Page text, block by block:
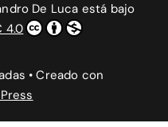
De Luca está bajo
4.0
• Creado con